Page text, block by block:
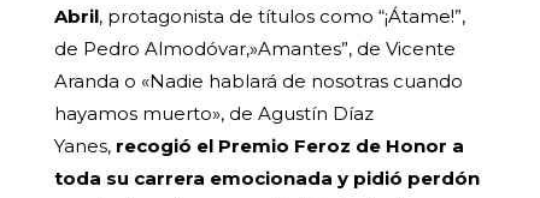
Abril, protagonista de títulos como “¡Átame!”,
de Pedro Almodóvar,»Amantes”, de Vicente
Aranda o «Nadie hablará de nosotras cuando
hayamos muerto», de Agustín Díaz
Yanes, recogió el Premio Feroz de Honor a
toda su carrera emocionada y pidió perdón